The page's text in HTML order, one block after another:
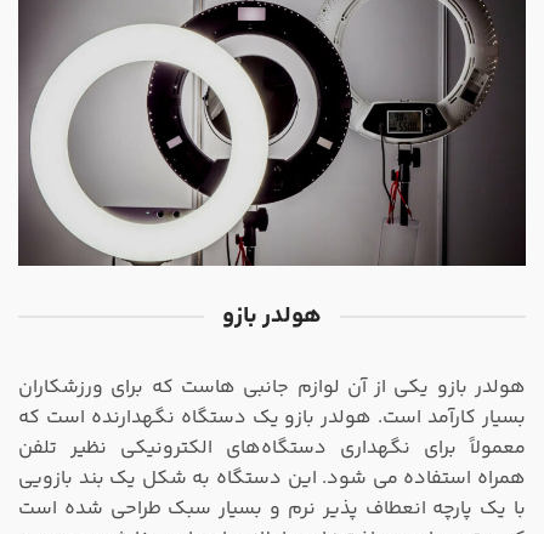
هولدر بازو
هولدر بازو یکی از آن لوازم جانبی‌ هاست که برای ورزشکاران
بسیار کارآمد است. هولدر بازو یک دستگاه نگهدارنده است که
معمولاً برای نگهداری دستگاه‌های الکترونیکی نظیر تلفن
همراه استفاده می شود. این دستگاه به شکل یک بند بازویی
با یک پارچه انعطاف پذیر نرم و بسیار سبک طراحی شده است